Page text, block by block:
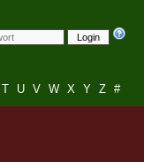
Login
T U V W X Y Z #